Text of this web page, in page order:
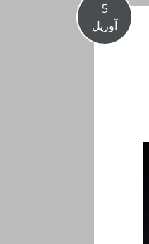
5
آوریل